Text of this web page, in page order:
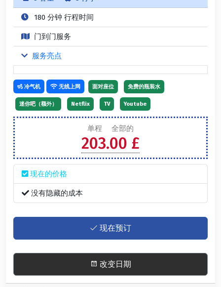
180 分钟 行程时间
门到门服务
服务亮点
单程 全部的
203.00 £
现在的价格
没有隐藏的成本
现在预订
改变日期
冷气机 无线上网 面对座位 免费的瓶装水
迷你吧（额外） Netflix TV Youtube